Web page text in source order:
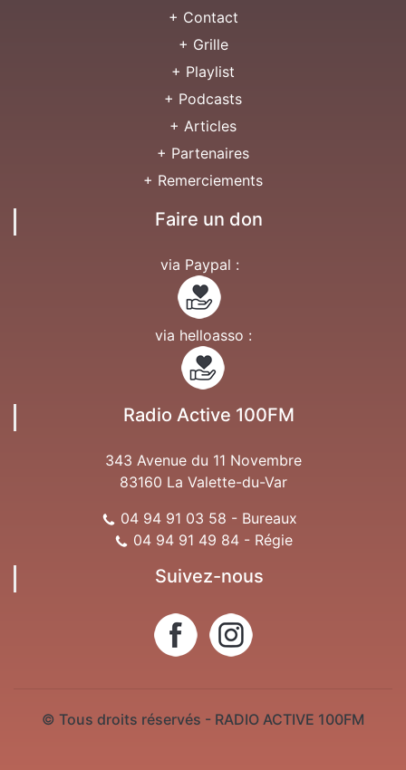
+ Contact
+ Grille
+ Playlist
+ Podcasts
+ Articles
+ Partenaires
+ Remerciements
Faire un don
via Paypal :
via helloasso :
Radio Active 100FM
343 Avenue du 11 Novembre
83160 La Valette-du-Var
04 94 91 03 58 - Bureaux
04 94 91 49 84 - Régie
Suivez-nous
© Tous droits réservés - RADIO ACTIVE 100FM